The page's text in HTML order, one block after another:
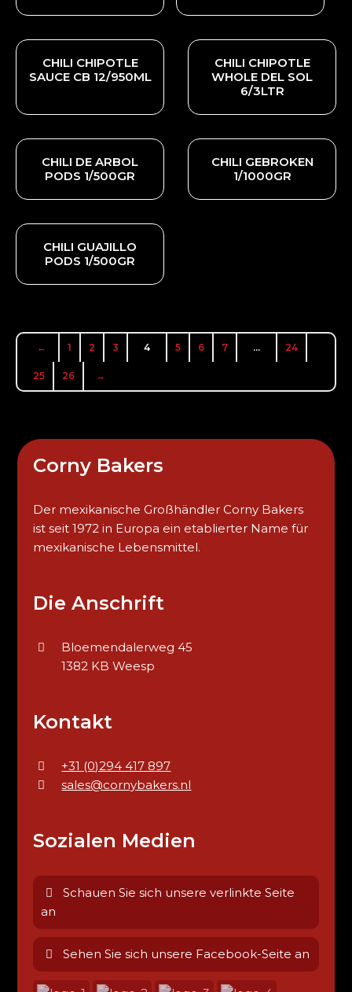
CHILI CHIPOTLE
SAUCE CB 12/950ML
CHILI CHIPOTLE
WHOLE DEL SOL
6/3LTR
CHILI DE ARBOL
PODS 1/500GR
CHILI GEBROKEN
1/1000GR
CHILI GUAJILLO
PODS 1/500GR
← 1 2 3 4 5 6 7 … 24
25 26 →
Corny Bakers
Der mexikanische Großhändler Corny Bakers
ist seit 1972 in Europa ein etablierter Name für
mexikanische Lebensmittel.
Die Anschrift
Bloemendalerweg 45
1382 KB Weesp
Kontakt
+31 (0)294 417 897
sales@cornybakers.nl
Sozialen Medien
Schauen Sie sich unsere verlinkte Seite
an
Sehen Sie sich unsere Facebook-Seite an